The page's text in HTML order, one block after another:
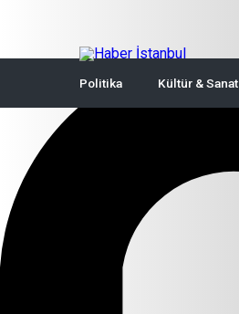
Politika Kültür & Sanat